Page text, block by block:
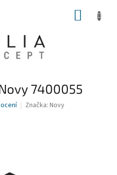
7400055
Značka: Novy